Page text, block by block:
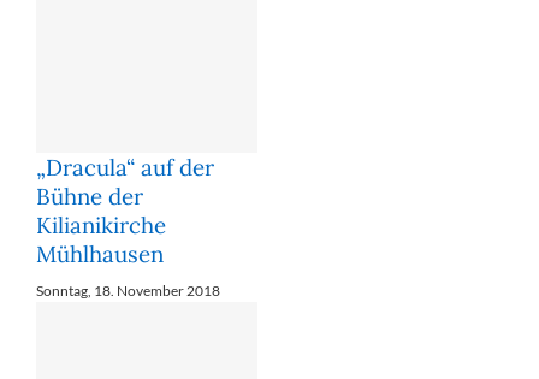
„Dracula“ auf der
Bühne der
Kilianikirche
Mühlhausen
Sonntag, 18. November 2018